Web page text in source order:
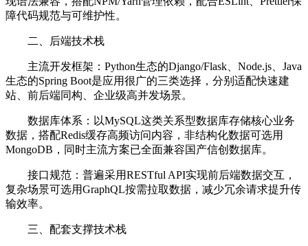
障代码规范与可维护性。
二、后端技术栈
主流开发框架：Python生态的Django/Flask、Node.js、Java
生态的Spring Boot是应用很广的三类选择，分别适配快速建
站、前后端同构、企业级高并发场景。
数据库体系：以MySQL这类关系型数据库存储核心业务
数据，搭配Redis缓存高频访问内容，非结构化数据可选用
MongoDB，同时主流方案已全面兼容国产信创数据库。
接口规范：普遍采用RESTful API实现前后端数据交互，
复杂场景可选用GraphQL按需拉取数据，减少冗余请求提升传
输效率。
三、配套支撑技术栈